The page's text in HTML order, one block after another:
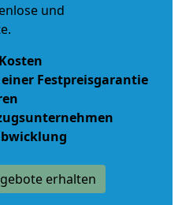
und
Festpreisgarantie
erhalten